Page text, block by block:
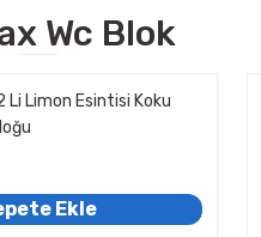
Wc Blok
Li Limon Esintisi Koku
Ekle